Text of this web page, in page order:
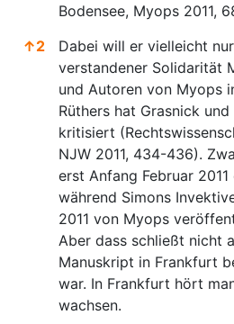
Bodensee, Myops 2011,
↑2
Dabei will er vielleicht
verstandener Solidarität
und Autoren von Myops
Rüthers hat Grasnick
kritisiert
NJW 2011, 434-436).
erst Anfang Februar 2011
während Simons
2011 von Myops
Aber dass schließt nicht
Manuskript in Frankfurt
war. In Frankfurt hört
wachsen.